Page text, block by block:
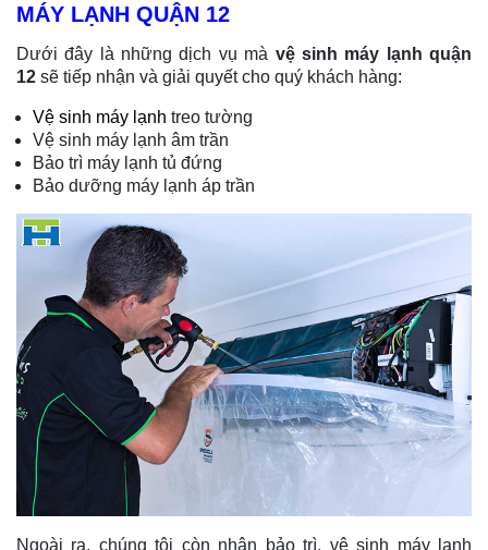
MÁY LẠNH QUẬN 12
Dưới đây là những dịch vụ mà vệ sinh máy lạnhquận
12 sẽ tiếp nhận và giải quyết cho quý khách hàng:
Vệ sinh máy lạnh treo tường
Vệ sinh máy lạnh âm trần
Bảo trì máy lạnh tủ đứng
Bảo dưỡng máy lạnh áp trần
Ngoài ra, chúng tôi còn nhận bảo trì, vệ sinh máy lạnh